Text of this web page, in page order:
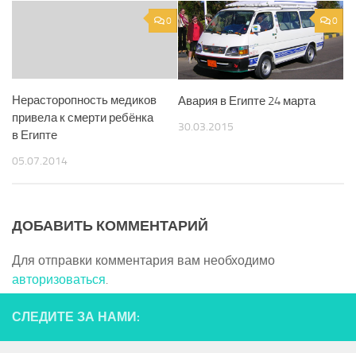
0
Нерасторопность медиков
привела к смерти ребёнка
в Египте
05.07.2014
0
Авария в Египте 24 марта
30.03.2015
ДОБАВИТЬ КОММЕНТАРИЙ
Для отправки комментария вам необходимо
авторизоваться
СЛЕДИТЕ ЗА НАМИ: